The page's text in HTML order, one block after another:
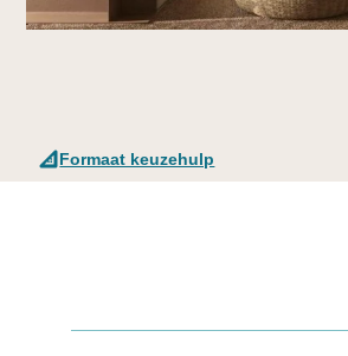
Formaat keuzehulp